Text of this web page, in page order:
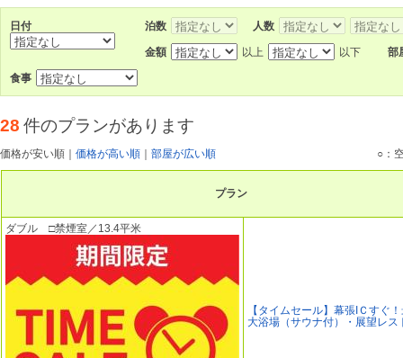
日付 泊数 人数
金額 以上 以下 部
食事
28 件のプランがあります
価格が安い順 価格が高い順 部屋が広い順 ○：
プラン
ダブル □禁煙室／13.4平米
【タイムセール】幕張IＣすぐ
大浴場（サウナ付）・展望レス